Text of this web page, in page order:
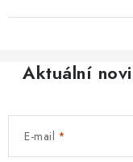
Aktuální
E-mail